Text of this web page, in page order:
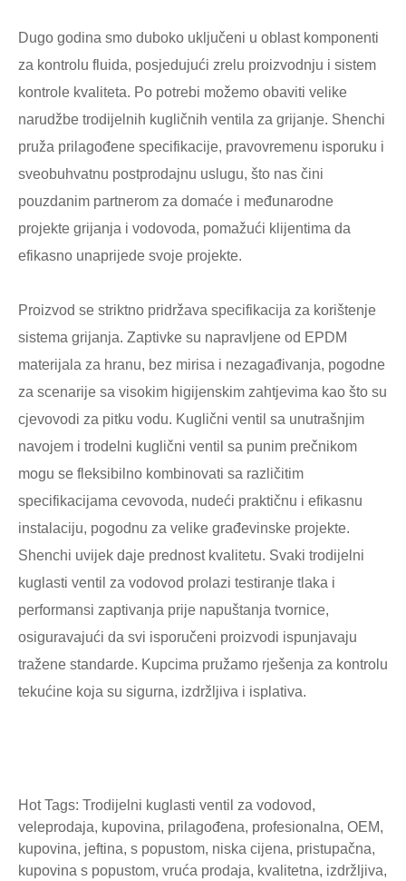
Dugo godina smo duboko uključeni u oblast komponenti
za kontrolu fluida, posjedujući zrelu proizvodnju i sistem
kontrole kvaliteta. Po potrebi možemo obaviti velike
narudžbe trodijelnih kugličnih ventila za grijanje. Shenchi
pruža prilagođene specifikacije, pravovremenu isporuku i
sveobuhvatnu postprodajnu uslugu, što nas čini
pouzdanim partnerom za domaće i međunarodne
projekte grijanja i vodovoda, pomažući klijentima da
efikasno unaprijede svoje projekte.
Proizvod se striktno pridržava specifikacija za korištenje
sistema grijanja. Zaptivke su napravljene od EPDM
materijala za hranu, bez mirisa i nezagađivanja, pogodne
za scenarije sa visokim higijenskim zahtjevima kao što su
cjevovodi za pitku vodu. Kuglični ventil sa unutrašnjim
navojem i trodelni kuglični ventil sa punim prečnikom
mogu se fleksibilno kombinovati sa različitim
specifikacijama cevovoda, nudeći praktičnu i efikasnu
instalaciju, pogodnu za velike građevinske projekte.
Shenchi uvijek daje prednost kvalitetu. Svaki trodijelni
kuglasti ventil za vodovod prolazi testiranje tlaka i
performansi zaptivanja prije napuštanja tvornice,
osiguravajući da svi isporučeni proizvodi ispunjavaju
tražene standarde. Kupcima pružamo rješenja za kontrolu
tekućine koja su sigurna, izdržljiva i isplativa.
Hot Tags: Trodijelni kuglasti ventil za vodovod,
veleprodaja, kupovina, prilagođena, profesionalna, OEM,
kupovina, jeftina, s popustom, niska cijena, pristupačna,
kupovina s popustom, vruća prodaja, kvalitetna, izdržljiva,